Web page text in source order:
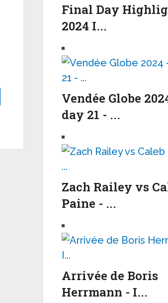
Final Day
2024 I...
Vendée Globe
day 21 - ...
Zach Railey vs
Paine - ...
Arrivée de Boris
Herrmann - I...